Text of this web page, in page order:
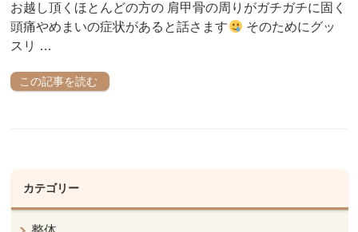
お越し頂くほとんどの方の 肩甲骨の周りがガチガチに固く
頭痛やめまいの症状があると話さます
そのためにグッ
スリ …
この記事を読む
カテゴリー